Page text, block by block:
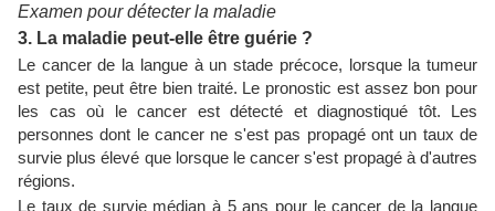
Examen pour détecter la maladie
3. La maladie peut-elle être guérie ?
Le cancer de la langue à un stade précoce, lorsque la tumeur
est petite, peut être bien traité. Le pronostic est assez bon pour
les cas où le cancer est détecté et diagnostiqué tôt. Les
personnes dont le cancer ne s'est pas propagé ont un taux de
survie plus élevé que lorsque le cancer s'est propagé à d'autres
régions.
Le taux de survie médian à 5 ans pour le cancer de la langue